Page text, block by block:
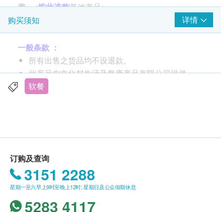
费。<按此选购其他产品>
产品特点
以青豆拌芝麻，青豆与芝麻混合，香气十足
符合国际吞咽障碍饮食标准(IDDSI) 等级4 <糊状>
食用方法
注意︰
此产品含有麸质的谷类、芝麻、大豆及其制品
请存放于阴凉处，避免阳光直接照射
购买须知 详情
一般条款 ：
所有出售之货品均不设退款。
此产品由文化村生活及复康产品有限公司提供。
如有任何争议，文化村生活及复康产品有限公司及
费。 如送货至愉景湾须另收取附加费HK$160。
马湾、东涌须另收取桥费HK$40。 长洲、大屿
山、梅窝、贝澳、长沙、塘福、水口、石壁、宝莲
寺、大澳及香港国际机场，须按实际情况报价。
软餐
订购及查询
3151 2288
星期一至六早上9时至晚上12时; 星期日及公众假期休息
5283 4117